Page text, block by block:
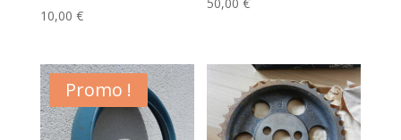
10,00 €
Promo !